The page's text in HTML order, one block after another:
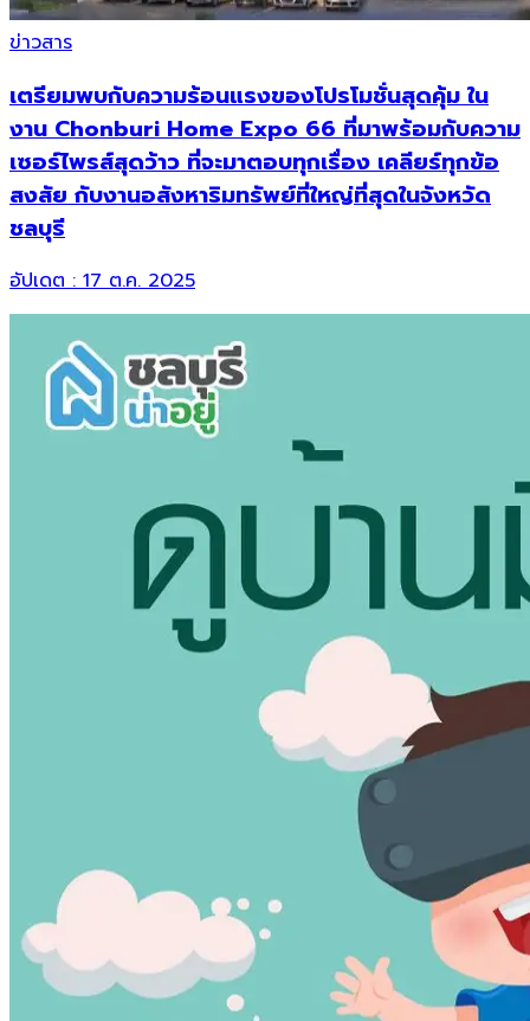
ข่าวสาร
เตรียมพบกับความร้อนแรงของโปรโมชั่นสุดคุ้ม ใน
งาน Chonburi Home Expo 66 ที่มาพร้อมกับความ
เซอร์ไพรส์สุดว้าว ที่จะมาตอบทุกเรื่อง เคลียร์ทุกข้อ
สงสัย กับงานอสังหาริมทรัพย์ที่ใหญ่ที่สุดในจังหวัด
ชลบุรี
อัปเดต :17 ต.ค. 2025